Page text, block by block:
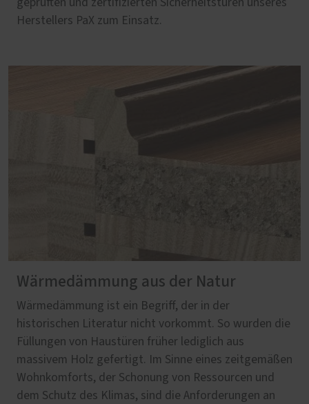
geprüften und zertifizierten Sicherheitstüren unseres
Herstellers PaX zum Einsatz.
Wärmedämmung aus der Natur
Wärmedämmung ist ein Begriff, der in der
historischen Literatur nicht vorkommt. So wurden die
Füllungen von Haustüren früher lediglich aus
massivem Holz gefertigt. Im Sinne eines zeitgemäßen
Wohnkomforts, der Schonung von Ressourcen und
dem Schutz des Klimas, sind die Anforderungen an